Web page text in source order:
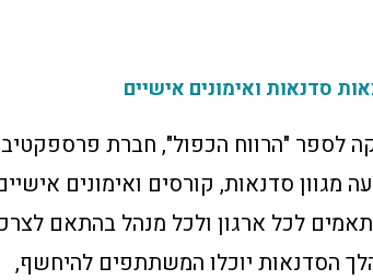
סדנאות ואימונים אישיים
לספר "הרווח הכפול", חברת
מגוון סדנאות, קורסים ואימונים
לכל ארגון ולכל מנהל בהתאם
הסדנאות יוכלו המשתתפים להיחשף,